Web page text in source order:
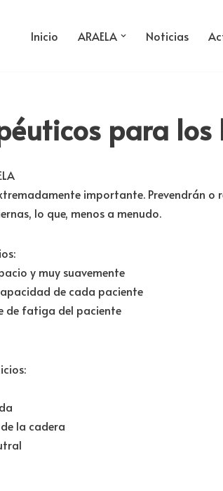
Inicio ARAELA Noticias
para los
importante. Prevendrán
lo que, menos a menudo.
y muy suavemente
de cada paciente
de fatiga del paciente
la cadera